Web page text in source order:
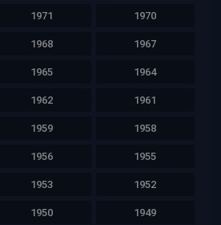
1971 1970
1968 1967
1965 1964
1962 1961
1959 1958
1956 1955
1953 1952
1950 1949